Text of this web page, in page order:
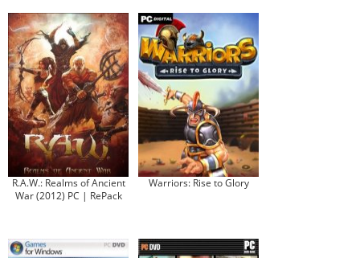
R.A.W.: Realms of Ancient
War (2012) PC | RePack
Warriors: Rise to Glory